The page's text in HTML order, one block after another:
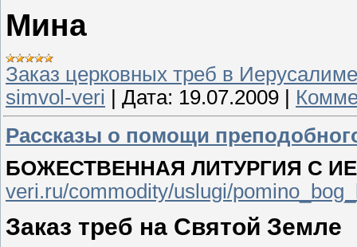
Мина
Заказ церковных треб в Иерусалиме
simvol-veri | Дата: 19.07.2009 |
Рассказы о помощи
БОЖЕСТВЕННАЯ ЛИТУРГИЯ С
veri.ru/commodity/uslugi/
Заказ треб на Святой Земле